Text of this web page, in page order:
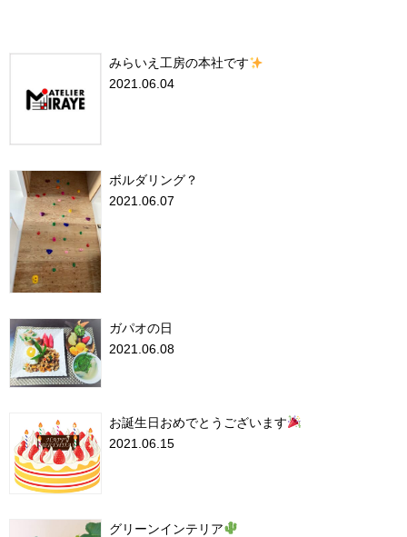
みらいえ工房の本社です
2021.06.04
ボルダリング？
2021.06.07
ガパオの日
2021.06.08
お誕生日おめでとうございます
2021.06.15
グリーンインテリア